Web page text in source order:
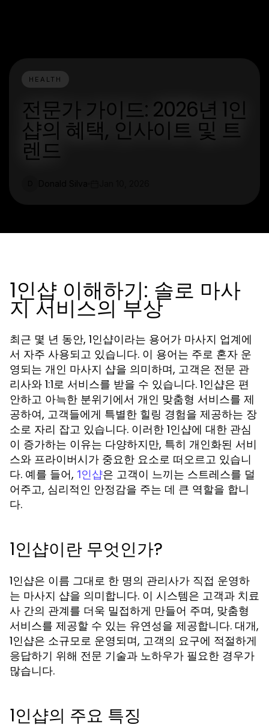
HEALTH
전문가 가이드: 2026년 1인
샵의 혜택, 인사이트 및 트
렌드
1인샵 이해하기: 솔로 마사
지 서비스의 부상
최근 몇 년 동안, 1인샵이라는 용어가 마사지 업계에
서 자주 사용되고 있습니다. 이 용어는 주로 혼자 운
영되는 개인 마사지 샵을 의미하며, 고객은 전문 관
리사와 1:1로 서비스를 받을 수 있습니다. 1인샵은 편
안하고 아늑한 분위기에서 개인 맞춤형 서비스를 제
공하여, 고객들에게 특별한 힐링 경험을 제공하는 장
소로 자리 잡고 있습니다. 이러한 1인샵에 대한 관심
이 증가하는 이유는 다양하지만, 특히 개인화된 서비
스와 프라이버시가 중요한 요소로 떠오르고 있습니
다. 예를 들어, 1인샵은 고객이 느끼는 스트레스를 덜
어주고, 심리적인 안정감을 주는 데 큰 역할을 합니
다.
1인샵이란 무엇인가?
1인샵은 이름 그대로 한 명의 관리사가 직접 운영하
는 마사지 샵을 의미합니다. 이 시스템은 고객과 치료
사 간의 관계를 더욱 밀접하게 만들어 주며, 맞춤형
서비스를 제공할 수 있는 유연성을 제공합니다. 대개,
1인샵은 소규모로 운영되며, 고객의 요구에 적절하게
응답하기 위해 전문 기술과 노하우가 필요한 경우가
많습니다.
1인샵의 주요 특징